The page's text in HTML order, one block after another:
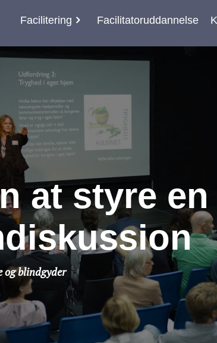
Facilitering Facilitatoruddannelse
at styre en
og blindgyder